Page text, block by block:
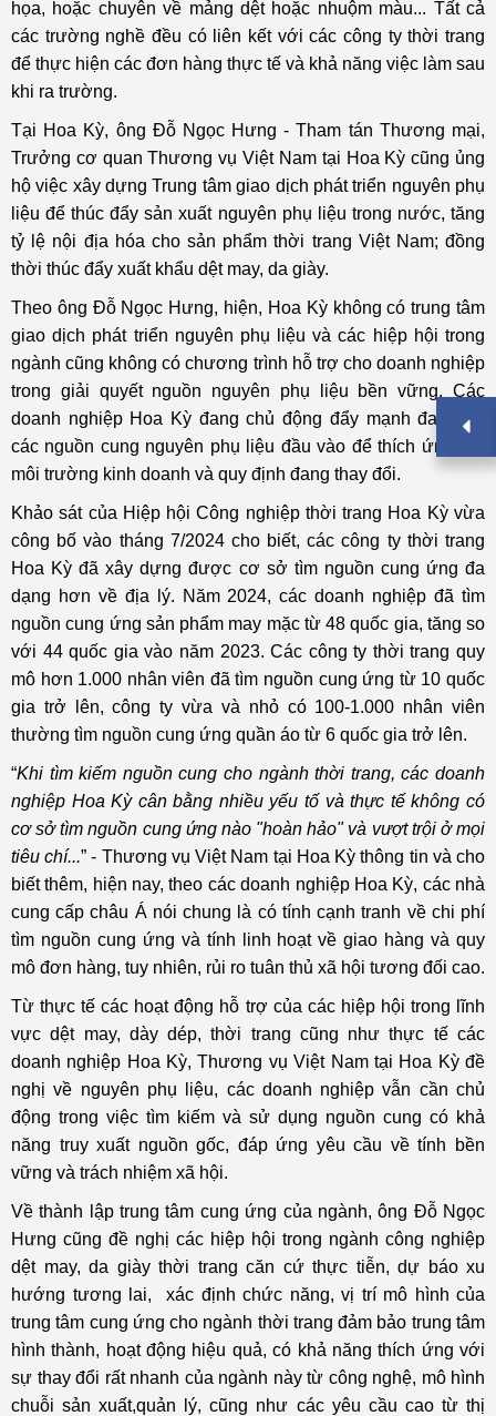
họa, hoặc chuyên về mảng dệt hoặc nhuộm màu... Tất cả
các trường nghề đều có liên kết với các công ty thời trang
để thực hiện các đơn hàng thực tế và khả năng việc làm sau
khi ra trường.
Tại Hoa Kỳ, ông Đỗ Ngọc Hưng - Tham tán Thương mại,
Trưởng cơ quan Thương vụ Việt Nam tại Hoa Kỳ cũng ủng
hộ việc xây dựng Trung tâm giao dịch phát triển nguyên phụ
liệu để thúc đẩy sản xuất nguyên phụ liệu trong nước, tăng
tỷ lệ nội địa hóa cho sản phẩm thời trang Việt Nam; đồng
thời thúc đẩy xuất khẩu dệt may, da giày.
Theo ông Đỗ Ngọc Hưng, hiện, Hoa Kỳ không có trung tâm
giao dịch phát triển nguyên phụ liệu và các hiệp hội trong
ngành cũng không có chương trình hỗ trợ cho doanh nghiệp
trong giải quyết nguồn nguyên phụ liệu bền vững. Các
doanh nghiệp Hoa Kỳ đang chủ động đẩy mạnh đa dạng
các nguồn cung nguyên phụ liệu đầu vào để thích ứng với
môi trường kinh doanh và quy định đang thay đổi.
Khảo sát của Hiệp hội Công nghiệp thời trang Hoa Kỳ vừa
công bố vào tháng 7/2024 cho biết, các công ty thời trang
Hoa Kỳ đã xây dựng được cơ sở tìm nguồn cung ứng đa
dạng hơn về địa lý. Năm 2024, các doanh nghiệp đã tìm
nguồn cung ứng sản phẩm may mặc từ 48 quốc gia, tăng so
với 44 quốc gia vào năm 2023. Các công ty thời trang quy
mô hơn 1.000 nhân viên đã tìm nguồn cung ứng từ 10 quốc
gia trở lên, công ty vừa và nhỏ có 100-1.000 nhân viên
thường tìm nguồn cung ứng quần áo từ 6 quốc gia trở lên.
“Khi tìm kiếm nguồn cung cho ngành thời trang, các doanh
nghiệp Hoa Kỳ cân bằng nhiều yếu tố và thực tế không có
cơ sở tìm nguồn cung ứng nào "hoàn hảo" và vượt trội ở mọi
tiêu chí...” - Thương vụ Việt Nam tại Hoa Kỳ thông tin và cho
biết thêm, hiện nay, theo các doanh nghiệp Hoa Kỳ, các nhà
cung cấp châu Á nói chung là có tính cạnh tranh về chi phí
tìm nguồn cung ứng và tính linh hoạt về giao hàng và quy
mô đơn hàng, tuy nhiên, rủi ro tuân thủ xã hội tương đối cao.
Từ thực tế các hoạt động hỗ trợ của các hiệp hội trong lĩnh
vực dệt may, dày dép, thời trang cũng như thực tế các
doanh nghiệp Hoa Kỳ, Thương vụ Việt Nam tại Hoa Kỳ đề
nghị về nguyên phụ liệu, các doanh nghiệp vẫn cần chủ
động trong việc tìm kiếm và sử dụng nguồn cung có khả
năng truy xuất nguồn gốc, đáp ứng yêu cầu về tính bền
vững và trách nhiệm xã hội.
Về thành lập trung tâm cung ứng của ngành, ông Đỗ Ngọc
Hưng cũng đề nghị các hiệp hội trong ngành công nghiệp
dệt may, da giày thời trang căn cứ thực tiễn, dự báo xu
hướng tương lai, xác định chức năng, vị trí mô hình của
trung tâm cung ứng cho ngành thời trang đảm bảo trung tâm
hình thành, hoạt động hiệu quả, có khả năng thích ứng với
sự thay đổi rất nhanh của ngành này từ công nghệ, mô hình
chuỗi sản xuất,quản lý, cũng như các yêu cầu cao từ thị